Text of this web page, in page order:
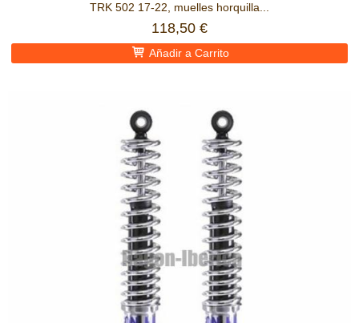
TRK 502 17-22, muelles horquilla...
118,50 €
Añadir a Carrito